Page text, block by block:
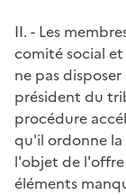
II. - Les
comité social
ne pas
président du
procédure
qu'il ordonne
l'objet de
éléments